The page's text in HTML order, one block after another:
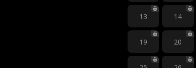
13 14
19 20